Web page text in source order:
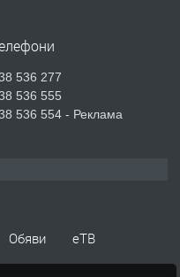
Събаряне на
536 277
536 555
536 554 - Реклама
Обяви
еТВ